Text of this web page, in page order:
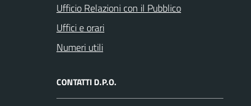
Ufficio Relazioni con il Pubblico
Uffici e orari
Numeri utili
CONTATTI D.P.O.